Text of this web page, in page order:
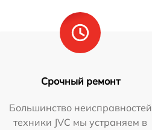
Срочный ремонт
Большинство неисправностей
техники JVC мы устраняем в